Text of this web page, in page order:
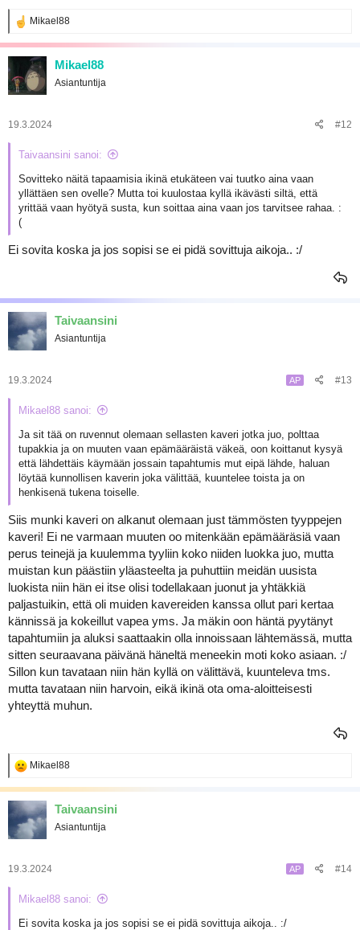
R
a
k
t
o
:
Mikael88
Mikael88
Asiantuntija
19.3.2024 #12
Taivaansini sanoi:
Sovitteko näitä tapaamisia ikinä etukäteen vai tuutko aina vaan
yllättäen sen ovelle? Mutta toi kuulostaa kyllä ikävästi siltä, että
yrittää vaan hyötyä susta, kun soittaa aina vaan jos tarvitsee rahaa. :
(
Ei sovita koska ja jos sopisi se ei pidä sovittuja aikoja.. :/
Taivaansini
Asiantuntija
19.3.2024 AP #13
Mikael88 sanoi:
Ja sit tää on ruvennut olemaan sellasten kaveri jotka juo, polttaa
tupakkia ja on muuten vaan epämääräistä väkeä, oon koittanut kysyä
että lähdettäis käymään jossain tapahtumis mut eipä lähde, haluan
löytää kunnollisen kaverin joka välittää, kuuntelee toista ja on
henkisenä tukena toiselle.
Siis munki kaveri on alkanut olemaan just tämmösten tyyppejen
kaveri! Ei ne varmaan muuten oo mitenkään epämääräsiä vaan
perus teinejä ja kuulemma tyyliin koko niiden luokka juo, mutta
muistan kun päästiin yläasteelta ja puhuttiin meidän uusista
luokista niin hän ei itse olisi todellakaan juonut ja yhtäkkiä
paljastuikin, että oli muiden kavereiden kanssa ollut pari kertaa
kännissä ja kokeillut vapea yms. Ja mäkin oon häntä pyytänyt
tapahtumiin ja aluksi saattaakin olla innoissaan lähtemässä, mutta
sitten seuraavana päivänä häneltä meneekin moti koko asiaan. :/
Sillon kun tavataan niin hän kyllä on välittävä, kuunteleva tms.
mutta tavataan niin harvoin, eikä ikinä ota oma-aloitteisesti
yhteyttä muhun.
R
a
k
t
o
:
Mikael88
Taivaansini
Asiantuntija
19.3.2024 AP #14
Mikael88 sanoi:
Ei sovita koska ja jos sopisi se ei pidä sovittuja aikoja.. :/